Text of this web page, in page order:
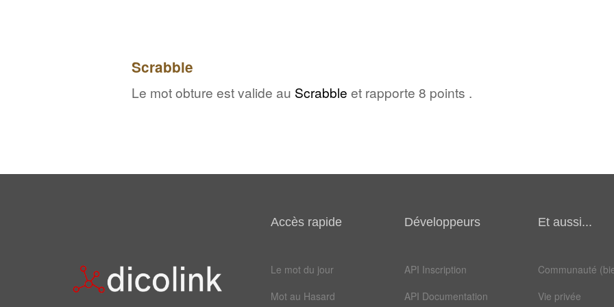
Scrabble
Le mot obture est valide au Scrabble et rapporte 8 points .
Accès rapide
Le mot du jour
Mot au Hasard
Développeurs
API Inscription
API Documentation
Et aussi...
Communauté
Vie privée